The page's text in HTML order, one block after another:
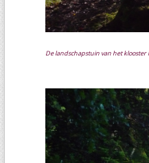
De landschapstuin van het klooster